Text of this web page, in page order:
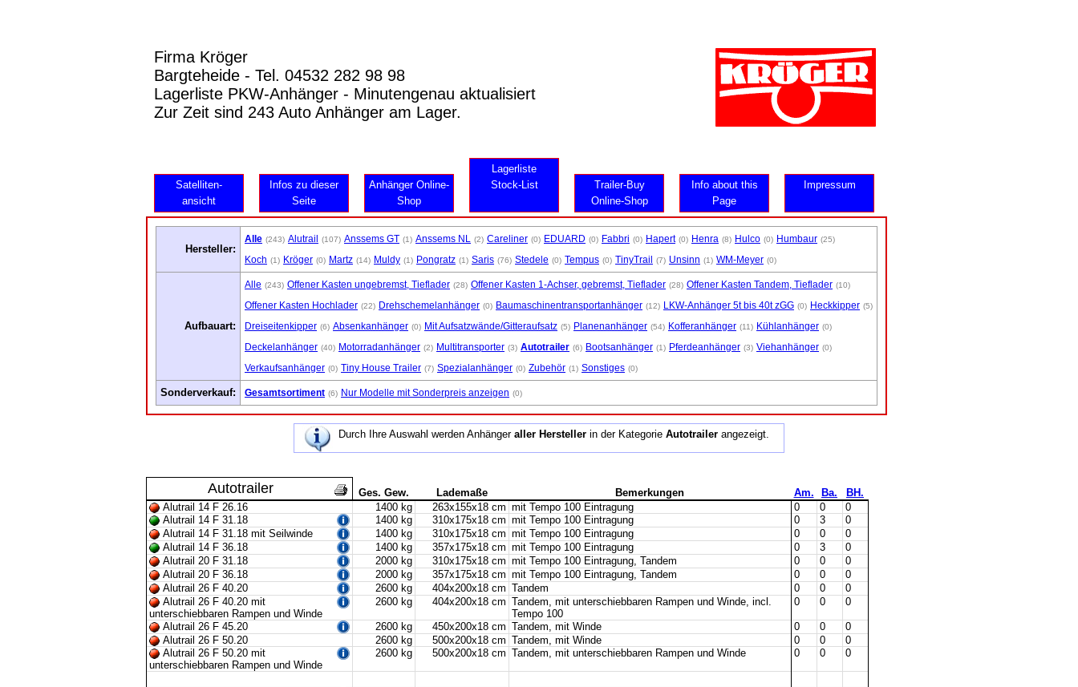
Firma Kröger
Bargteheide - Tel. 04532 282 98 98
Lagerliste PKW-Anhänger - Minutengenau aktualisiert
Zur Zeit sind 243 Auto Anhänger am Lager.
Satelliten-
ansicht
Infos zu dieser
Seite
Anhänger Online-
Shop
Lagerliste
Stock-List
Trailer-Buy
Online-Shop
Info about this
Page
Impressum
Hersteller:
Alle (243) Alutrail (107) Anssems GT (1) Anssems NL (2) Careliner (0) EDUARD (0) Fabbri (0) Hapert (0) Henra (8) Hulco (0) Humbaur (25)
Koch (1) Kröger (0) Martz (14) Muldy (1) Pongratz (1) Saris (76) Stedele (0) Tempus (0) TinyTrail (7) Unsinn (1) WM-Meyer (0)
Aufbauart:
Alle (243) Offener Kasten ungebremst, Tieflader (28) Offener Kasten 1-Achser, gebremst, Tieflader (28) Offener Kasten Tandem, Tieflader (10)
Offener Kasten Hochlader (22) Drehschemelanhänger (0) Baumaschinentransportanhänger (12) LKW-Anhänger 5t bis 40t zGG (0) Heckkipper (5)
Dreiseitenkipper (6) Absenkanhänger (0) Mit Aufsatzwände/Gitteraufsatz (5) Planenanhänger (54) Kofferanhänger (11) Kühlanhänger (0)
Deckelanhänger (40) Motorradanhänger (2) Multitransporter (3) Autotrailer (6) Bootsanhänger (1) Pferdeanhänger (3) Viehanhänger (0)
Verkaufsanhänger (0) Tiny House Trailer (7) Spezialanhänger (0) Zubehör (1) Sonstiges (0)
Sonderverkauf: Gesamtsortiment (6) Nur Modelle mit Sonderpreis anzeigen (0)
Durch Ihre Auswahl werden Anhänger aller Hersteller in der Kategorie Autotrailer angezeigt.
Autotrailer Ges. Gew. Lademaße Bemerkungen Am. Ba.
BH.
Alutrail 14 F 26.16
1400 kg 263x155x18 cm mit Tempo 100 Eintragung 0 0
0
Alutrail 14 F 31.18
1400 kg 310x175x18 cm mit Tempo 100 Eintragung 0 3
0
Alutrail 14 F 31.18 mit Seilwinde
1400 kg 310x175x18 cm mit Tempo 100 Eintragung 0 0
0
Alutrail 14 F 36.18
1400 kg 357x175x18 cm mit Tempo 100 Eintragung 0 3
0
Alutrail 20 F 31.18
2000 kg 310x175x18 cm mit Tempo 100 Eintragung, Tandem 0 0
0
Alutrail 20 F 36.18
2000 kg 357x175x18 cm mit Tempo 100 Eintragung, Tandem 0 0
0
Alutrail 26 F 40.20
2600 kg 404x200x18 cm Tandem 0 0
0
Alutrail 26 F 40.20 mit
unterschiebbaren Rampen und Winde
2600 kg 404x200x18 cm Tandem, mit unterschiebbaren Rampen und Winde, incl.
Tempo 100
0 0 0
Alutrail 26 F 45.20 2600 kg 450x200x18 cm Tandem, mit Winde 0 0
0
Alutrail 26 F 50.20
2600 kg 500x200x18 cm Tandem, mit Winde 0 0
0
Alutrail 26 F 50.20 mit
unterschiebbaren Rampen und Winde
2600 kg 500x200x18 cm Tandem, mit unterschiebbaren Rampen und Winde 0 0 0